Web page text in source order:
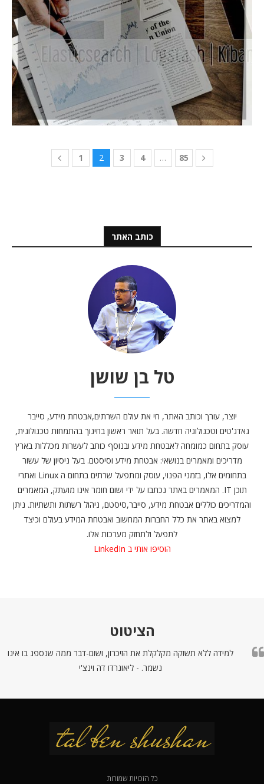
1 2 3 4 … 85
כותב האתר
טל בן שושן
יוצר, עורך וכותב האתר, חי את עולם השרתים,אבטחת מידע, סייבר
גאדג'טים וטכנולוגיה חדשה. בעל תואר ראשון בחינוך בהתמחות טכנולוגית,
עוסק בתחום כמומחה לאבטחת מידע ובנוסף כותב לעשרות מכללות בארץ
מדריכים ומאמרים בנושאי: אבטחת מידע וסיסטם. בעל ניסיון של עשור
בתחומים אלו, בזמני הפנוי, עוסק ומתפעל שרתים בתחום ה Linux ואתרי
תוכן IT. המאמרים באתר נכתבו על ידי ושום חומר אינו מועתק, המאמרים
והמדריכים כוללים אבטחת מידע, סייבר,סיסטם, ניהול רשתות ותשתיות. ניתן
למצוא באתר את כלל החברות המחשוב ואבטחת המידע בעולם וכיצד
לתפעל ולתחזק מערכות אלו.
הוסיפו אותי ב LinkedIn
הציטוט
למידה ללא תשוקה מקלקלת את הזיכרון, ושום-דבר ממה שנספג בו אינו
נשמר. - ליאונרדו דה וינצ'י
כל הזכויות שמורות